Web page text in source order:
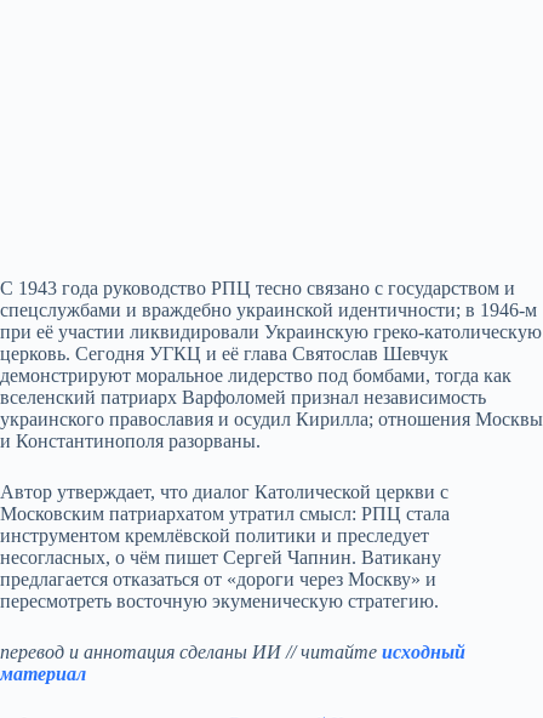
С 1943 года руководство РПЦ тесно связано с государством и
спецслужбами и враждебно украинской идентичности; в 1946‑м
при её участии ликвидировали Украинскую греко‑католическую
церковь. Сегодня УГКЦ и её глава Святослав Шевчук
демонстрируют моральное лидерство под бомбами, тогда как
вселенский патриарх Варфоломей признал независимость
украинского православия и осудил Кирилла; отношения Москвы
и Константинополя разорваны.
Автор утверждает, что диалог Католической церкви с
Московским патриархатом утратил смысл: РПЦ стала
инструментом кремлёвской политики и преследует
несогласных, о чём пишет Сергей Чапнин. Ватикану
предлагается отказаться от «дороги через Москву» и
пересмотреть восточную экуменическую стратегию.
перевод и аннотация сделаны ИИ // читайте исходный
материал